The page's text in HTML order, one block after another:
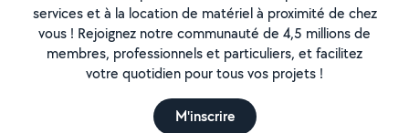
services et à la location de matériel à proximité de chez
vous ! Rejoignez notre communauté de 4,5 millions de
membres, professionnels et particuliers, et facilitez
votre quotidien pour tous vos projets !
M'inscrire